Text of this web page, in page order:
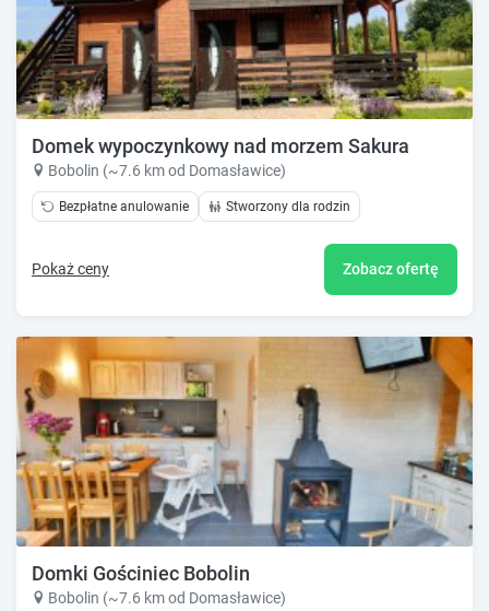
Domek wypoczynkowy nad morzem Sakura
Bobolin (~7.6 km od Domasławice)
Bezpłatne anulowanie Stworzony dla rodzin
Pokaż ceny Zobacz ofertę
Domki Gościniec Bobolin
Bobolin (~7.6 km od Domasławice)